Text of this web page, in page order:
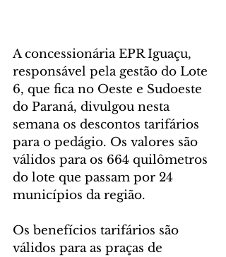
A concessionária EPR Iguaçu,
responsável pela gestão do Lote
6, que fica no Oeste e Sudoeste
do Paraná, divulgou nesta
semana os descontos tarifários
para o pedágio. Os valores são
válidos para os 664 quilômetros
do lote que passam por 24
municípios da região.
Os benefícios tarifários são
válidos para as praças de